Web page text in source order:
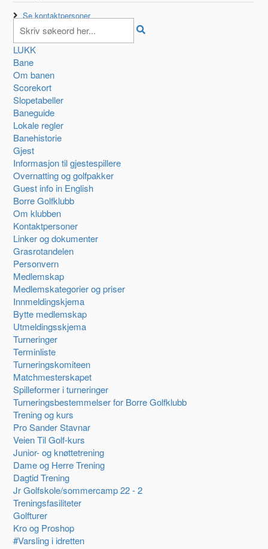
Se kontaktpersoner
LUKK
Bane
Om banen
Scorekort
Slopetabeller
Baneguide
Lokale regler
Banehistorie
Gjest
Informasjon til gjestespillere
Overnatting og golfpakker
Guest info in English
Borre Golfklubb
Om klubben
Kontaktpersoner
Linker og dokumenter
Grasrotandelen
Personvern
Medlemskap
Medlemskategorier og priser
Innmeldingskjema
Bytte medlemskap
Utmeldingsskjema
Turneringer
Terminliste
Turneringskomiteen
Matchmesterskapet
Spilleformer i turneringer
Turneringsbestemmelser for Borre Golfklubb
Trening og kurs
Pro Sander Stavnar
Veien Til Golf-kurs
Junior- og knøttetrening
Dame og Herre Trening
Dagtid Trening
Jr Golfskole/sommercamp 22 - 2
Treningsfasiliteter
Golfturer
Kro og Proshop
#Varsling i idretten